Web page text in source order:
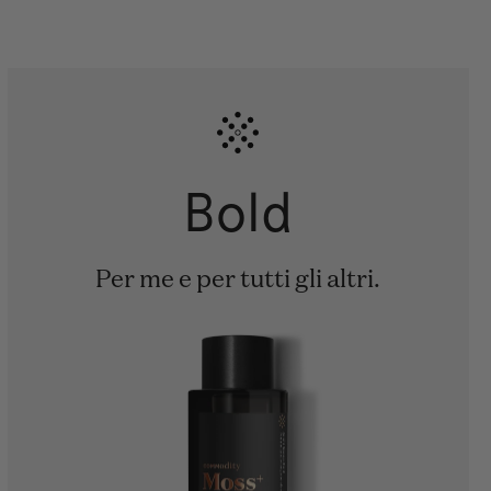
Bold
Per me e per tutti gli altri.